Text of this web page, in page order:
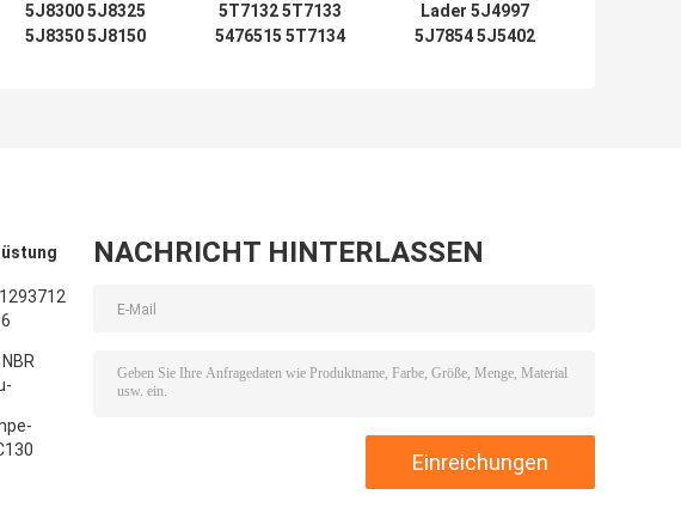
5J8300 5J8325
5J8350 5J8150
5T7132 5T7133
5476515 5T7134
Lader 5J4997
5J7854 5J5402
NACHRICHT HINTERLASSEN